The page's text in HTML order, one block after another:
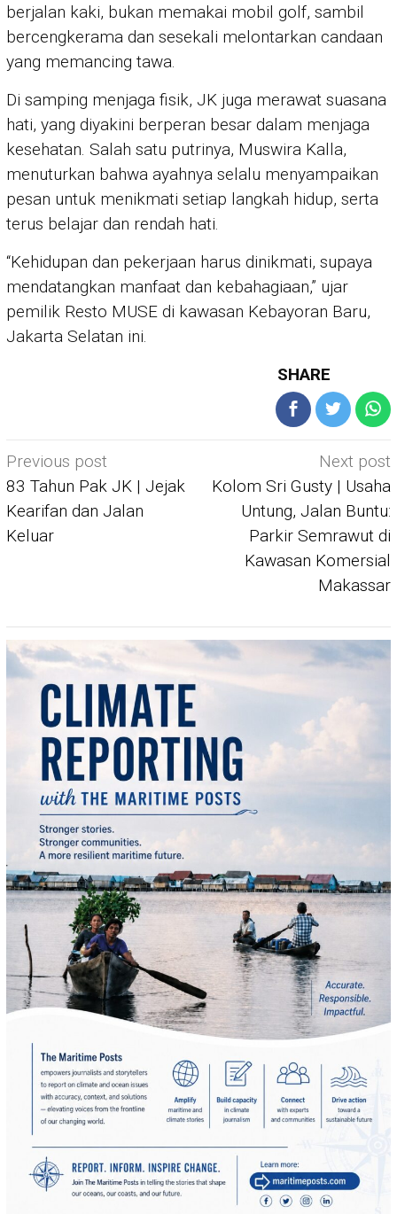
berjalan kaki, bukan memakai mobil golf, sambil
bercengkerama dan sesekali melontarkan candaan
yang memancing tawa.
Di samping menjaga fisik, JK juga merawat suasana
hati, yang diyakini berperan besar dalam menjaga
kesehatan. Salah satu putrinya, Muswira Kalla,
menuturkan bahwa ayahnya selalu menyampaikan
pesan untuk menikmati setiap langkah hidup, serta
terus belajar dan rendah hati.
“Kehidupan dan pekerjaan harus dinikmati, supaya
mendatangkan manfaat dan kebahagiaan,” ujar
pemilik Resto MUSE di kawasan Kebayoran Baru,
Jakarta Selatan ini.
SHARE
Post
navigation
Previous post
83 Tahun Pak JK | Jejak
Kearifan dan Jalan
Keluar
Next post
Kolom Sri Gusty | Usaha
Untung, Jalan Buntu:
Parkir Semrawut di
Kawasan Komersial
Makassar